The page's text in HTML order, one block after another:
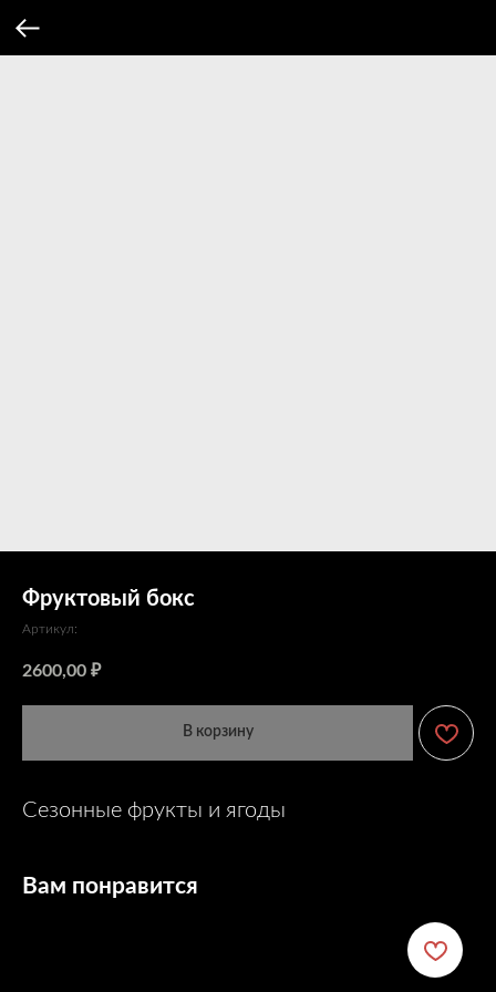
Фруктовый бокс
Артикул:
2600,00 ₽
В корзину
Сезонные фрукты и ягоды
Вам понравится